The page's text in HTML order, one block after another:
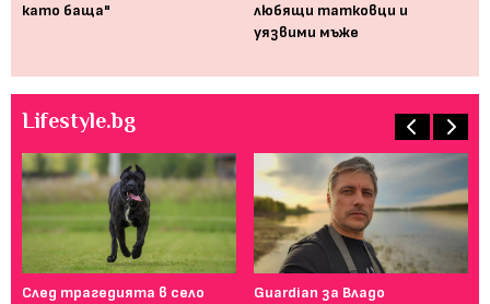
като баща"
любящи татковци и
уязвими мъже
Lifestyle.bg
След трагедията в село
Guardian за Владо